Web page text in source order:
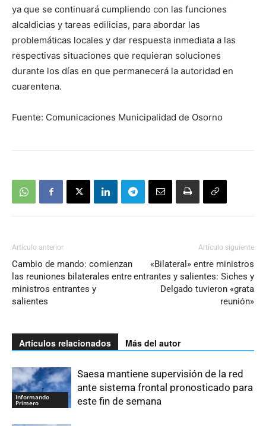
ya que se continuará cumpliendo con las funciones
alcaldicias y tareas edilicias, para abordar las
problemáticas locales y dar respuesta inmediata a las
respectivas situaciones que requieran soluciones
durante los días en que permanecerá la autoridad en
cuarentena.
Fuente: Comunicaciones Municipalidad de Osorno
Artículo anterior
Cambio de mando: comienzan
las reuniones bilaterales entre
ministros entrantes y
salientes
Artículo siguiente
«Bilateral» entre ministros
entrantes y salientes: Siches y
Delgado tuvieron «grata
reunión»
Artículos relacionados Más del autor
Informando
Primero
Saesa mantiene supervisión de la red
ante sistema frontal pronosticado para
este fin de semana